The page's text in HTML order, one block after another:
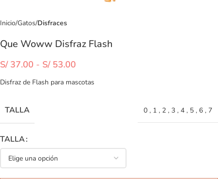
Inicio Gatos Disfraces
Que Woww Disfraz Flash
S/37.00 - S/53.00
Disfraz de Flash para mascotas
TALLA 0 , 1 , 2 , 3 , 4 , 5 , 6 , 7
TALLA